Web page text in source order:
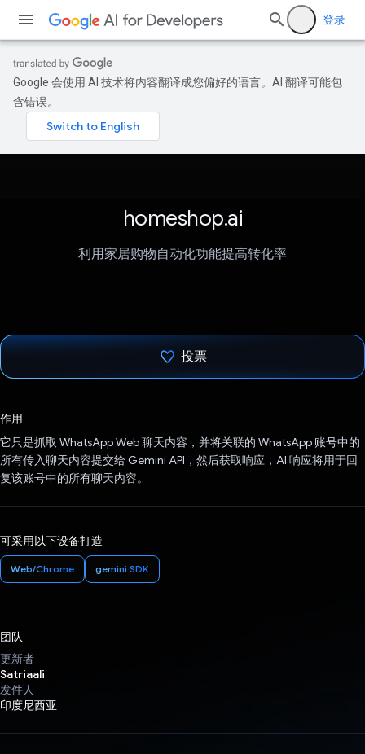
登录
Google 会使用 AI 技术将内容翻译成您偏好的语言。AI 翻译可能包
含错误。
homeshop.ai
利用家居购物自动化功能提高转化率
投票
作用
它只是抓取 WhatsApp Web 聊天内容，并将关联的 WhatsApp 账号中的
所有传入聊天内容提交给 Gemini API，然后获取响应，AI 响应将用于回
复该账号中的所有聊天内容。
可采用以下设备打造
Web/Chrome gemini SDK
团队
更新者
Satriaali
发件人
印度尼西亚